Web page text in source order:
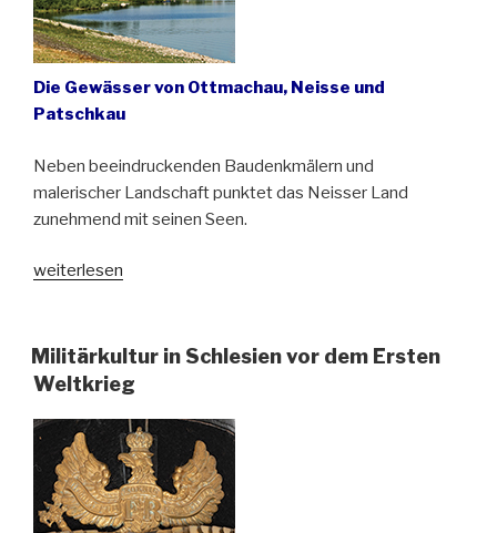
Die Gewässer von Ottmachau, Neisse und
Patschkau
Neben beeindruckenden Baudenkmälern und
malerischer Landschaft punktet das Neisser Land
zunehmend mit seinen Seen.
„Das
der
Seen“
weiterlesen
Militärkultur in Schlesien vor dem Ersten
Weltkrieg